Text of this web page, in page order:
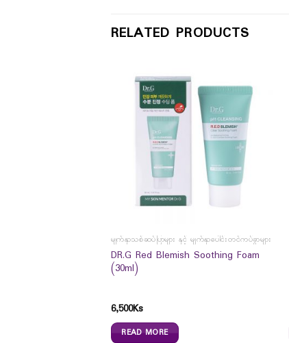
RELATED PRODUCTS
မျက်နှာသစ်ဆပ်ပြာများ နှင့် မျက်နှာပေါင်းတင်ကပ်ခွာများ
DR.G Red Blemish Soothing Foam
(30ml)
6,500Ks
READ MORE